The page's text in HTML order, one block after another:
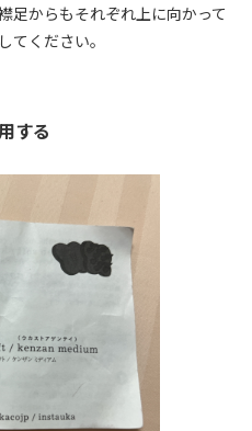
足からもそれぞれ上に向かって
てください。
する